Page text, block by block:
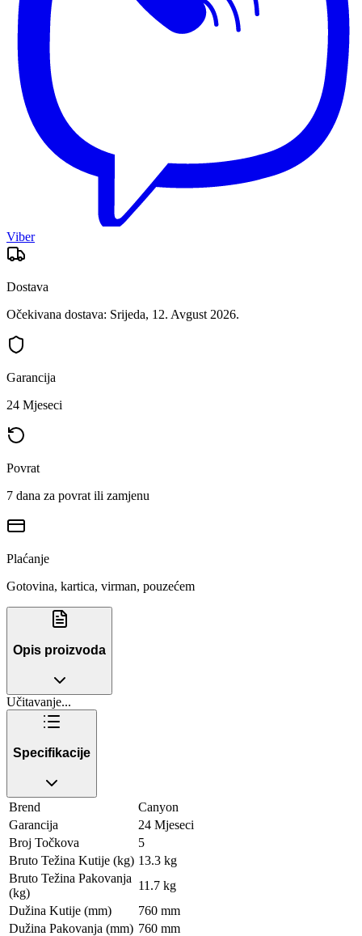
Viber
Dostava
Očekivana dostava: Srijeda, 12. Avgust 2026.
Garancija
24 Mjeseci
Povrat
7 dana za povrat ili zamjenu
Plaćanje
Gotovina, kartica, virman, pouzećem
Opis proizvoda
Učitavanje...
Specifikacije
Brend
Canyon
Garancija
24 Mjeseci
Broj Točkova
5
Bruto Težina Kutije (kg) 13.3 kg
Bruto Težina Pakovanja
(kg)
11.7 kg
Dužina Kutije (mm)
760 mm
Dužina Pakovanja (mm) 760 mm